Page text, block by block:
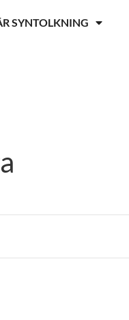
SYNTOLKNING